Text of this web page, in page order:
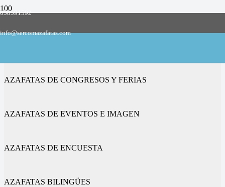
658591592
info@sercomazafatas.com
AZAFATAS DE CONGRESOS Y FERIAS
AZAFATAS DE EVENTOS E IMAGEN
AZAFATAS DE ENCUESTA
AZAFATAS BILINGÜES